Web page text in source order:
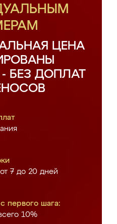
ЦЕНА
БЕЗ ДОПЛАТ
7 до 20 дней
первого шага:
10%